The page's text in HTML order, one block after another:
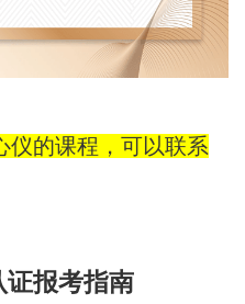
仪的课程，可以联系
报考指南